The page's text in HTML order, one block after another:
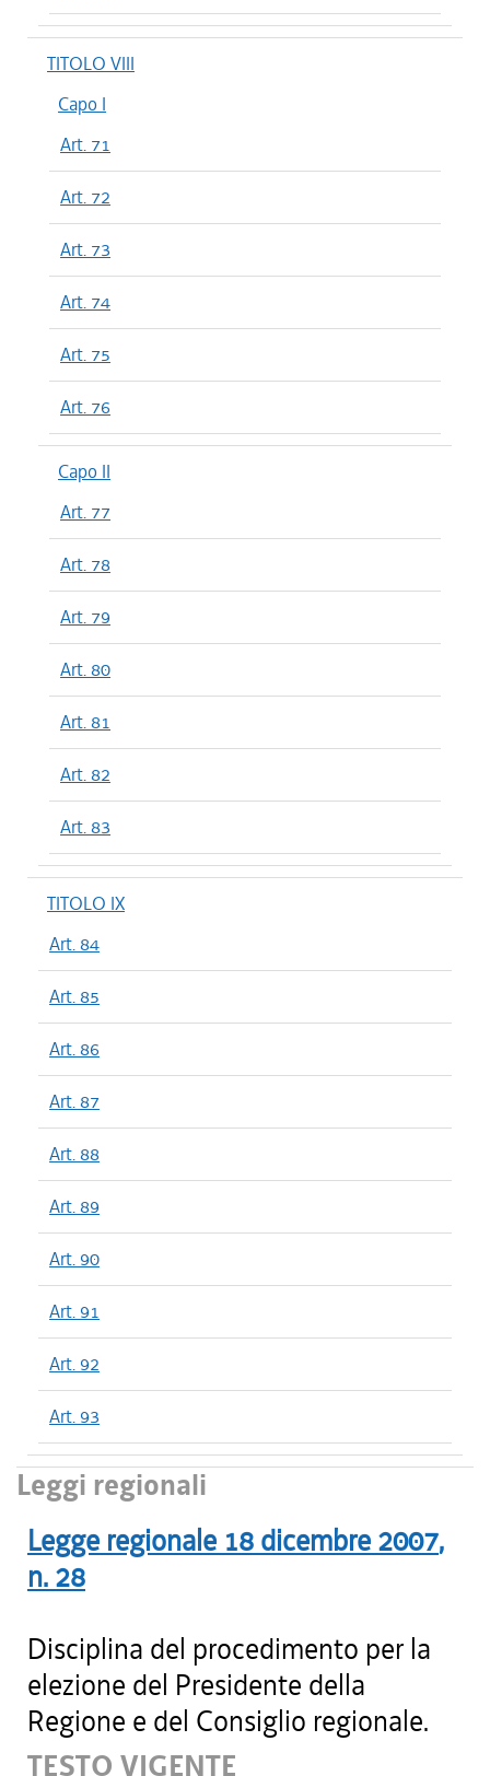
TITOLO VIII
Capo I
Art. 71
Art. 72
Art. 73
Art. 74
Art. 75
Art. 76
Capo II
Art. 77
Art. 78
Art. 79
Art. 80
Art. 81
Art. 82
Art. 83
TITOLO IX
Art. 84
Art. 85
Art. 86
Art. 87
Art. 88
Art. 89
Art. 90
Art. 91
Art. 92
Art. 93
Leggi regionali
Legge regionale 18 dicembre 2007,
n. 28
Disciplina del procedimento per la
elezione del Presidente della
Regione e del Consiglio regionale.
TESTO VIGENTE